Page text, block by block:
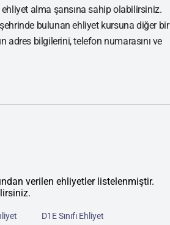
ehliyet alma şansına sahip olabilirsiniz.
bulunan ehliyet kursuna diğer bir
adres bilgilerini, telefon numarasını ve
verilen ehliyetler listelenmiştir.
D1E Sınıfı Ehliyet